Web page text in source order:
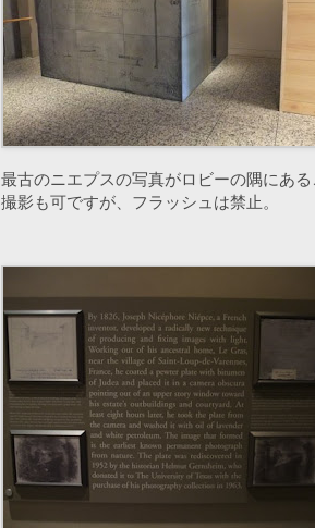
最古のニエプスの写真がロビーの隅にあ
撮影も可ですが、フラッシュは禁止。